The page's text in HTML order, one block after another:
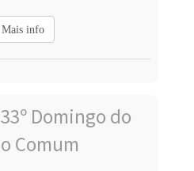
Mais info